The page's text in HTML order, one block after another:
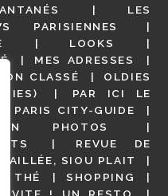
LES
PARISIENNES
LOOKS
MES ADRESSES
NON CLASSÉ
OLDIES
PAR ICI LE
PARIS CITY-GUIDE
PHOTOS
REVUE DE
SIOU PLAIT
THÉ
SHOPPING
VITE ! UN RESTO